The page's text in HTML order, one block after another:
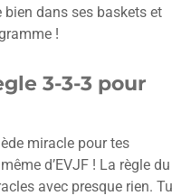
bien dans ses baskets et
!
3-3-3 pour
miracle pour tes
d’EVJF ! La règle du
avec presque rien. Tu